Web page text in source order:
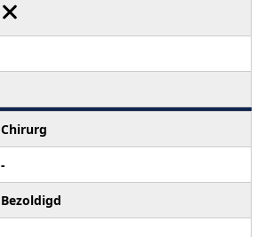
Chirurg
-
Bezoldigd